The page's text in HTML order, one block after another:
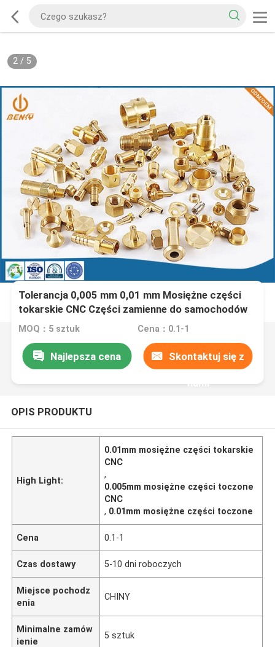
2/ 5
Tolerancja 0,005 mm 0,01 mm Mosiężne części
tokarskie CNC Części zamienne do samochodów
motocyklowych
MOQ：5 sztuk Cena：0.1-1
Najlepsza cena Skontaktuj się z
nami
OPIS PRODUKTU
High Light:
0.01mm mosiężne części tokarskie
CNC
,
0.005mm mosiężne części toczone
CNC
, 0.01mm mosiężne części toczone
Cena 0.1-1
Czas dostawy 5-10 dni roboczych
Miejsce pochodz
enia
CHINY
Minimalne zamów
ienie
5 sztuk